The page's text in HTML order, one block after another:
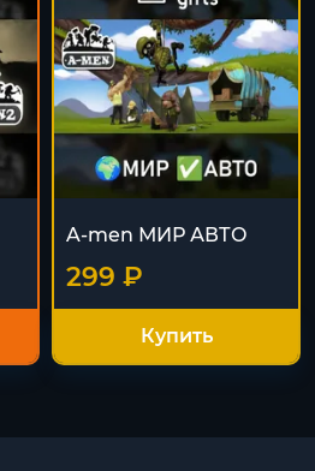
A-men МИР АВТО
299 ₽
Купить